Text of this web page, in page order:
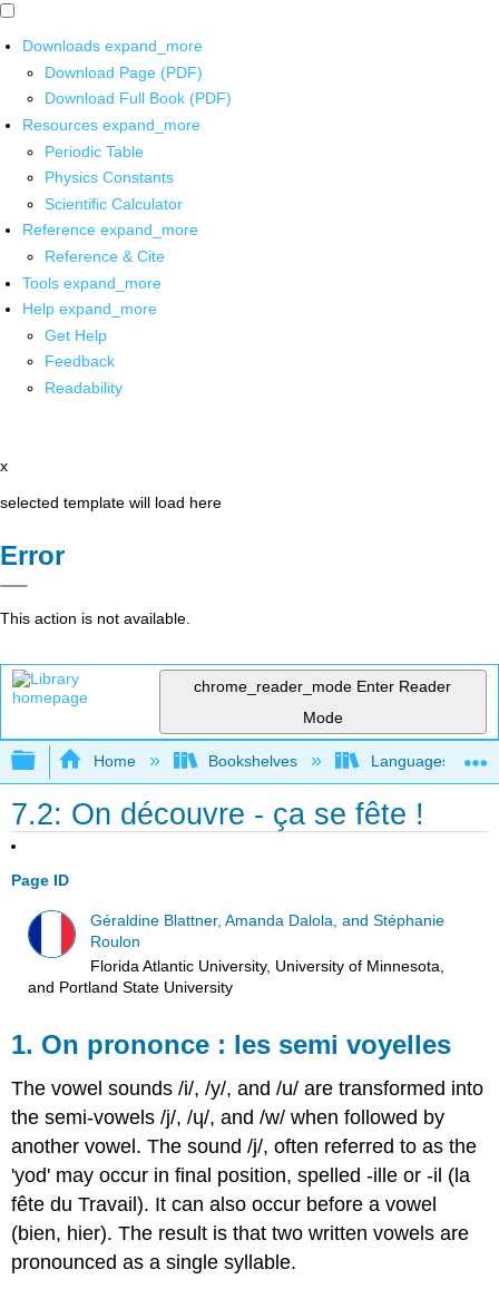
Downloads expand_more
Download Page (PDF)
Download Full Book (PDF)
Resources expand_more
Periodic Table
Physics Constants
Scientific Calculator
Reference expand_more
Reference & Cite
Tools expand_more
Help expand_more
Get Help
Feedback
Readability
x
selected template will load here
Error
This action is not available.
chrome_reader_mode Enter Reader
Mode
Expand/collapse global hierarchy
Home Bookshelves Languages
7.2: On découvre - ça se fête !
Page ID
Géraldine Blattner, Amanda Dalola, and Stéphanie
Roulon
Florida Atlantic University, University of Minnesota,
and Portland State University
1. On prononce : les semi voyelles
The vowel sounds /i/, /y/, and /u/ are transformed into
the semi-vowels /j/, /ɥ/, and /w/ when followed by
another vowel. The sound /j/, often referred to as the
'yod' may occur in final position, spelled -ille or -il (la
fête du Travail). It can also occur before a vowel
(bien, hier). The result is that two written vowels are
pronounced as a single syllable.